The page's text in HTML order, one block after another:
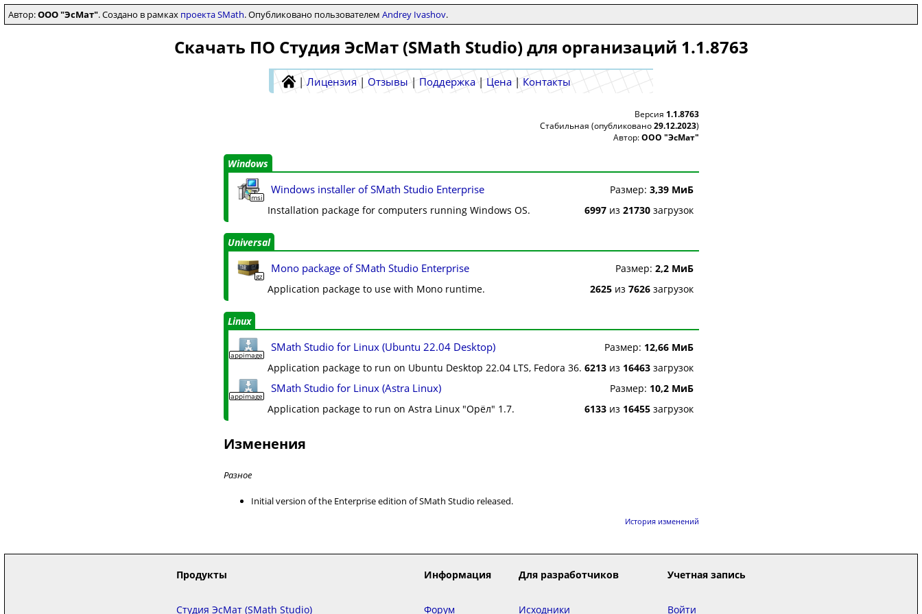
Автор:ООО "ЭсМат". Создано в рамках проекта SMath. Опубликовано пользователем Andrey Ivashov.
Скачать ПО Студия ЭсМат (SMath Studio) для организаций 1.1.8763
| Лицензия | Отзывы | Поддержка | Цена | Контакты
Версия 1.1.8763
Стабильная (опубликовано29.12.2023)
Автор:ООО "ЭсМат"
Windows
msi
Windows installer of SMath Studio Enterprise Размер: 3,39 МиБ
Installation package for computers running Windows OS.
6997из 21730загрузок
Universal
gz
Mono package of SMath Studio Enterprise Размер: 2,2 МиБ
Application package to use with Mono runtime.
2625из 7626загрузок
Linux
appimage
SMath Studio for Linux (Ubuntu 22.04 Desktop) Размер: 12,66 МиБ
Application package to run on Ubuntu Desktop 22.04 LTS, Fedora 36. 6213из 16463загрузок
appimage
SMath Studio for Linux (Astra Linux) Размер: 10,2 МиБ
Application package to run on Astra Linux "Орёл" 1.7.
6133из 16455загрузок
Изменения
Разное
Initial version of the Enterprise edition of SMath Studio released.
История изменений
Продукты Информация Для разработчиков Учетная запись
Студия ЭсМат (SMath Studio) Форум Исходники Войти